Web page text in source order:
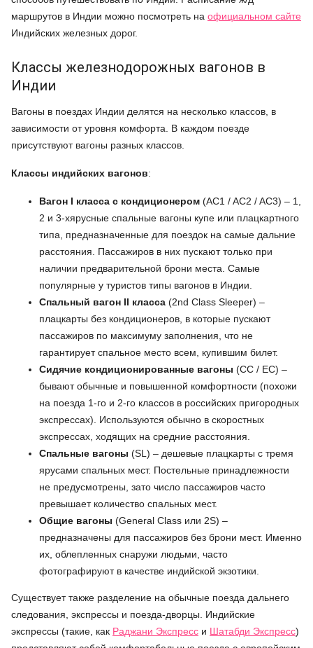
маршрутов в Индии можно посмотреть на официальном сайте
Индийских железных дорог.
Классы железнодорожных вагонов в
Индии
Вагоны в поездах Индии делятся на несколько классов, в
зависимости от уровня комфорта. В каждом поезде
присутствуют вагоны разных классов.
Классы индийских вагонов:
Вагон I класса с кондиционером (AC1 / AC2 / AC3) – 1,
2 и 3-хярусные спальные вагоны купе или плацкартного
типа, предназначенные для поездок на самые дальние
расстояния. Пассажиров в них пускают только при
наличии предварительной брони места. Самые
популярные у туристов типы вагонов в Индии.
Спальный вагон II класса (2nd Class Sleeper) –
плацкарты без кондиционеров, в которые пускают
пассажиров по максимуму заполнения, что не
гарантирует спальное место всем, купившим билет.
Сидячие кондиционированные вагоны (CC / EC) –
бывают обычные и повышенной комфортности (похожи
на поезда 1-го и 2-го классов в российских пригородных
экспрессах). Используются обычно в скоростных
экспрессах, ходящих на средние расстояния.
Спальные вагоны (SL) – дешевые плацкарты с тремя
ярусами спальных мест. Постельные принадлежности
не предусмотрены, зато число пассажиров часто
превышает количество спальных мест.
Общие вагоны (General Class или 2S) –
предназначены для пассажиров без брони мест. Именно
их, облепленных снаружи людьми, часто
фотографируют в качестве индийской экзотики.
Существует также разделение на обычные поезда дальнего
следования, экспрессы и поезда-дворцы. Индийские
экспрессы (такие, как Раджани Экспресс и Шатабди Экспресс)